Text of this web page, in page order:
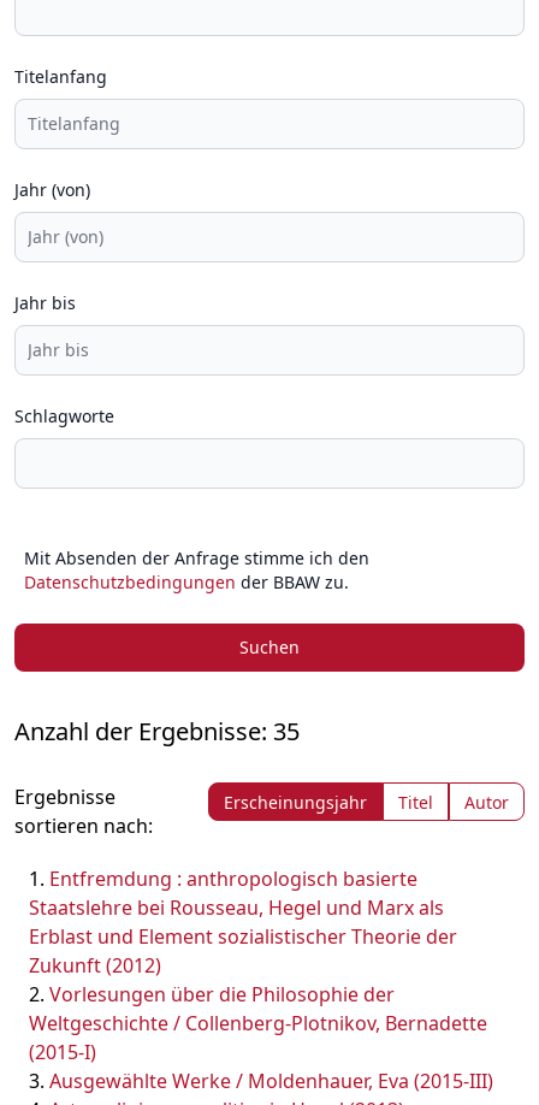
Titelanfang
Jahr (von)
Jahr bis
Schlagworte
Mit Absenden der Anfrage stimme ich den
Datenschutzbedingungen der BBAW zu.
Suchen
Anzahl der Ergebnisse: 35
Ergebnisse
sortieren nach:
Erscheinungsjahr Titel Autor
Entfremdung : anthropologisch basierte
Staatslehre bei Rousseau, Hegel und Marx als
Erblast und Element sozialistischer Theorie der
Zukunft (2012)
Vorlesungen über die Philosophie der
Weltgeschichte / Collenberg-Plotnikov, Bernadette
(2015-I)
Ausgewählte Werke / Moldenhauer, Eva (2015-III)